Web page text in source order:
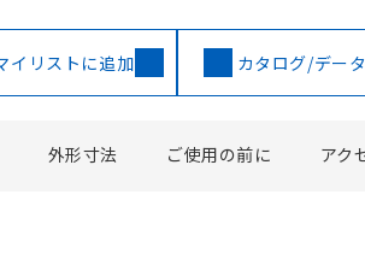
イリストに追加 カタログ/デー
外形寸法 ご使用の前に アク